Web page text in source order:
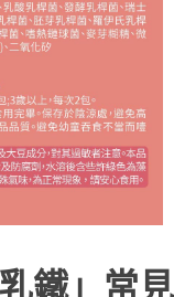
鐵」常見